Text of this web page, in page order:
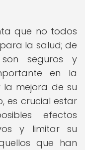
que no todos
la salud; de
seguros y
en la
la mejora de su
es crucial estar
efectos
y limitar su
que han